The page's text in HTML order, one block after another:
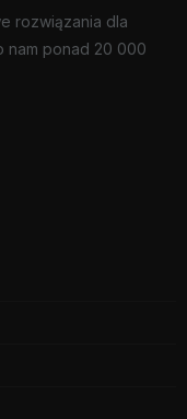
rozwiązania dla
nam ponad 20 000